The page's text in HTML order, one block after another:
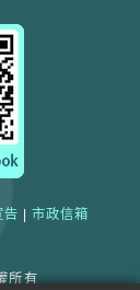
告 |市政信箱
所有